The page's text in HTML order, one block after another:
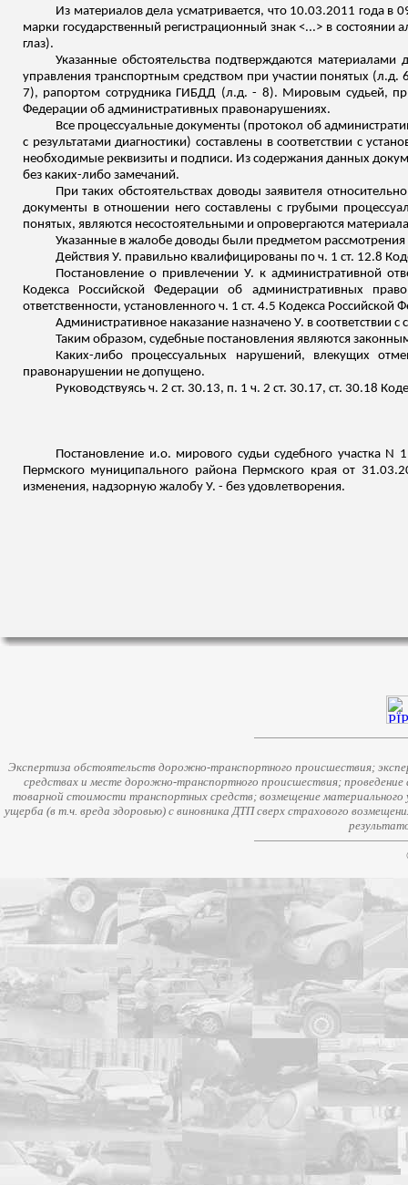
Из материалов дела усматривается, что 10.03.2011 года
марки государственный регистрационный знак <...> в состоянии
глаз).
Указанные обстоятельства подтверждаются
управления транспортным средством при участии понятых (л.д.
7), рапортом сотрудника ГИБДД (л.д. - 8). Мировым судьей,
Федерации об административных правонарушениях.
Все процессуальные документы (протокол об
с результатами диагностики) составлены в соответствии с
необходимые реквизиты и подписи. Из содержания данных
без каких-либо замечаний.
При таких обстоятельствах доводы заявителя
документы в отношении него составлены с грубыми
понятых, являются несостоятельными и опровергаются
Указанные в жалобе доводы были предметом
Действия У. правильно квалифицированы по ч. 1 ст. 12.8
Постановление о привлечении У. к административной
Кодекса Российской Федерации об административных
ответственности, установленного ч. 1 ст. 4.5 Кодекса
Административное наказание назначено У. в соответствии
Таким образом, судебные постановления являются
Каких-либо процессуальных нарушений, влекущих
правонарушении не допущено.
Руководствуясь ч. 2 ст. 30.13, п. 1 ч. 2 ст. 30.17, ст. 30.18
Постановление и.о. мирового судьи судебного участка N
Пермского муниципального района Пермского края от
изменения, надзорную жалобу У. - без удовлетворения.
Экспертиза обстоятельств дорожно-транспортного происшествия;
средствах и месте дорожно-транспортного происшествия;
товарной стоимости транспортных средств; возмещение
ущерба (в т.ч. вреда здоровью) с виновника ДТП сверх страхового